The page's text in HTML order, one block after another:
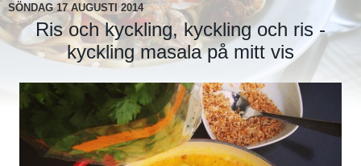
SÖNDAG 17 AUGUSTI 2014
Ris och kyckling, kyckling och ris -
kyckling masala på mitt vis